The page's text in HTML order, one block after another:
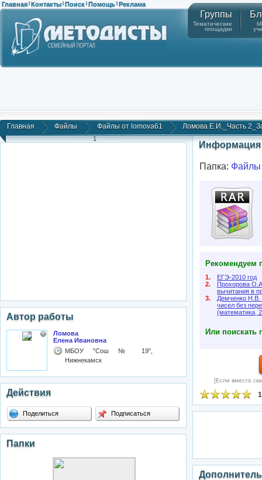
Главная | Контакты | Поиск | Помощь | Реклама
Группы
Тематические
площадки
Главная Файлы Файлы от lomova61 Ломова Е.И._Часть
1
Автор работы
Ломова
Елена Ивановна
МБОУ "Сош № 19",
Нижнекамск
Действия
Поделиться Подписаться
Папки
Информация
Папка: Файлы
Рекомендуем
1.
ЕГЭ-2010 год
2.
Прохорова
вычитания в
3.
Демченко Н.В.
чисел без
(математика,
Или поискать
[Если вместо